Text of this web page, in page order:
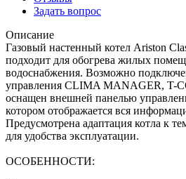
Задать вопрос
Описание
Газовый настенный котел Ariston
подходит для обогрева жилых
водоснабжения. Возможно
управления CLIMA MANAGER, T-
оснащен внешней панелью
котором отображается вся
Предусмотрена адаптация котла к
для удобства эксплуатации.
ОСОБЕННОСТИ: